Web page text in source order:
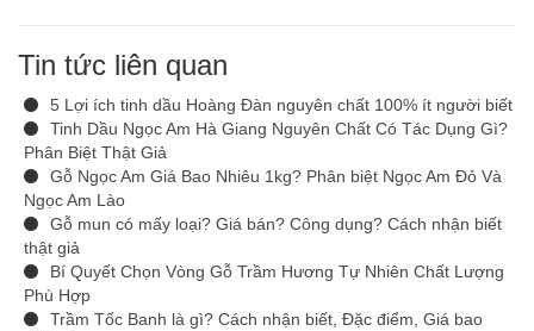
Tin tức liên quan
5 Lợi ích tinh dầu Hoàng Đàn nguyên chất 100% ít người biết
Tinh Dầu Ngọc Am Hà Giang Nguyên Chất Có Tác Dụng Gì?
Phân Biệt Thật Giả
Gỗ Ngọc Am Giá Bao Nhiêu 1kg? Phân biệt Ngọc Am Đỏ Và
Ngọc Am Lào
Gỗ mun có mấy loại? Giá bán? Công dụng? Cách nhận biết
thật giả
Bí Quyết Chọn Vòng Gỗ Trầm Hương Tự Nhiên Chất Lượng
Phù Hợp
Trầm Tốc Banh là gì? Cách nhận biết, Đặc điểm, Giá bao